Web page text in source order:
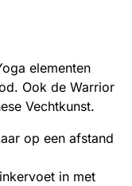
elementen
Ook de Warrior
Vechtkunst.
op een afstand
in met